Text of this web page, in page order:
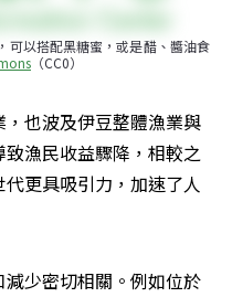
可以搭配黑糖蜜，或是醋、醬油食
（CC0）
也波及伊豆整體漁業與
漁民收益驟降，相較之
更具吸引力，加速了人
少密切相關。例如位於